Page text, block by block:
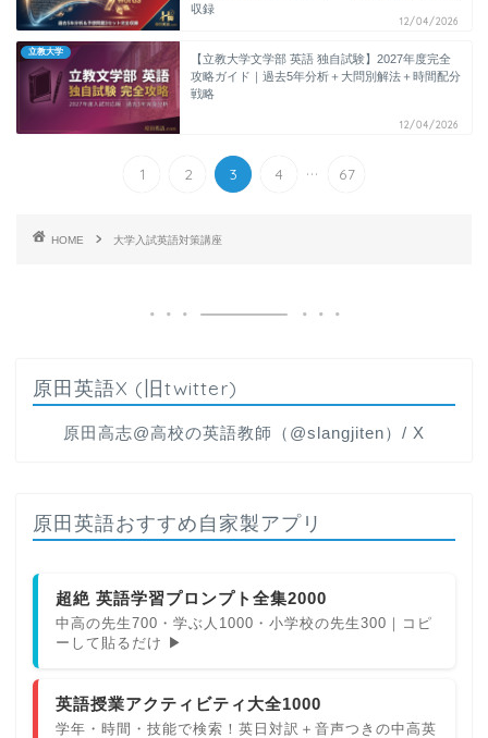
収録
12/04/2026
立教大学
【立教大学文学部 英語 独自試験】2027年度完全
攻略ガイド｜過去5年分析＋大問別解法＋時間配分
戦略
12/04/2026
1 2 3 4 ... 67
HOME 大学入試英語対策講座
原田英語X (旧twitter)
原田高志@高校の英語教師（@slangjiten）/ X
原田英語おすすめ自家製アプリ
超絶 英語学習プロンプト全集2000
中高の先生700・学ぶ人1000・小学校の先生300｜コピ
ーして貼るだけ ▶
英語授業アクティビティ大全1000
学年・時間・技能で検索！英日対訳＋音声つきの中高英